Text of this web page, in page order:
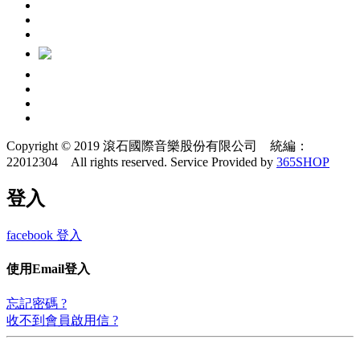
Copyright © 2019 滾石國際音樂股份有限公司 統編：
22012304 All rights reserved. Service Provided by 365SHOP
登入
facebook 登入
使用Email登入
忘記密碼 ?
收不到會員啟用信 ?